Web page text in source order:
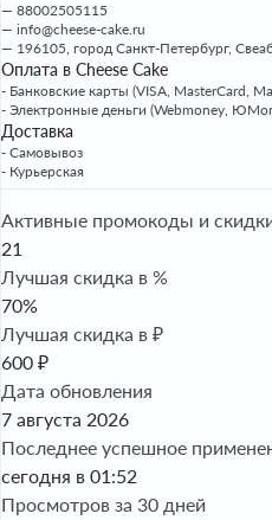
88002505115
info@cheese-cake.ru
196105, город Санкт-Петербург,
Оплата в Cheese Cake
- Банковские карты (VISA, MasterCard,
- Электронные деньги (Webmoney,
Доставка
- Самовывоз
- Курьерская
Активные промокоды и
21
Лучшая скидка в %
70%
Лучшая скидка в ₽
600 ₽
Дата обновления
7 августа 2026
Последнее успешное
сегодня в 01:52
Просмотров за 30 дней